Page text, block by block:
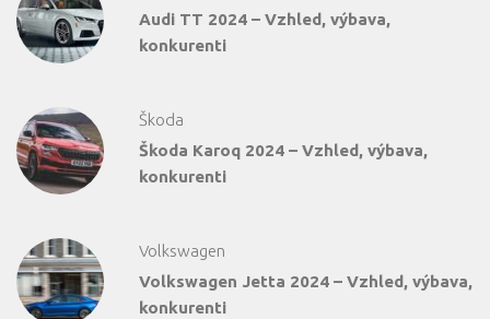
Audi TT 2024 – Vzhled, výbava,
konkurenti
Škoda
Škoda Karoq 2024 – Vzhled, výbava,
konkurenti
Volkswagen
Volkswagen Jetta 2024 – Vzhled, výbava,
konkurenti